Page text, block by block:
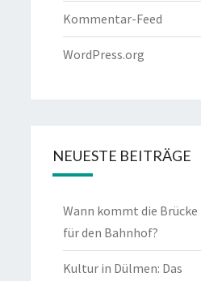
Kommentar-Feed
WordPress.org
NEUESTE BEITRÄGE
Wann kommt die Brücke
für den Bahnhof?
Kultur in Dülmen: Das